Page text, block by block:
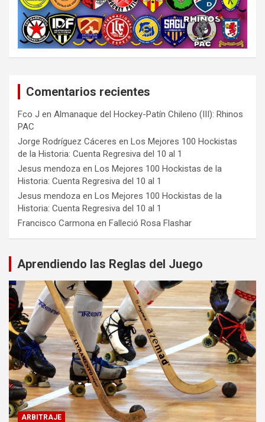
Comentarios recientes
Fco J en Almanaque del Hockey-Patín Chileno (III): Rhinos
PAC
Jorge Rodríguez Cáceres en Los Mejores 100 Hockistas
de la Historia: Cuenta Regresiva del 10 al 1
Jesus mendoza en Los Mejores 100 Hockistas de la
Historia: Cuenta Regresiva del 10 al 1
Jesus mendoza en Los Mejores 100 Hockistas de la
Historia: Cuenta Regresiva del 10 al 1
Francisco Carmona en Falleció Rosa Flashar
Aprendiendo las Reglas del Juego
ARBITRAJE